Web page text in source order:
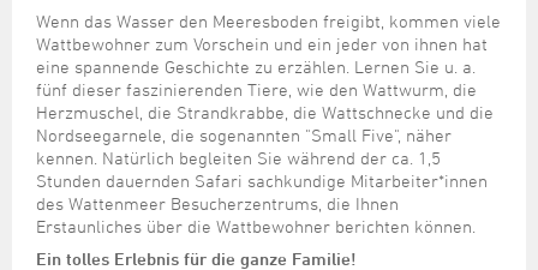
Wenn das Wasser den Meeresboden freigibt, kommen viele
Wattbewohner zum Vorschein und ein jeder von ihnen hat
eine spannende Geschichte zu erzählen. Lernen Sie u. a.
fünf dieser faszinierenden Tiere, wie den Wattwurm, die
Herzmuschel, die Strandkrabbe, die Wattschnecke und die
Nordseegarnele, die sogenannten "Small Five", näher
kennen. Natürlich begleiten Sie während der ca. 1,5
Stunden dauernden Safari sachkundige Mitarbeiter*innen
des Wattenmeer Besucherzentrums, die Ihnen
Erstaunliches über die Wattbewohner berichten können.
Ein tolles Erlebnis für die ganze Familie!